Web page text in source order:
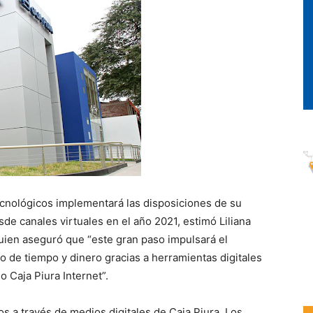
implementará las disposiciones de su
canales virtuales en el año 2021, estimó Liliana
aseguró que “este gran paso impulsará el
de tiempo y dinero gracias a herramientas digitales
Caja Piura Internet”.